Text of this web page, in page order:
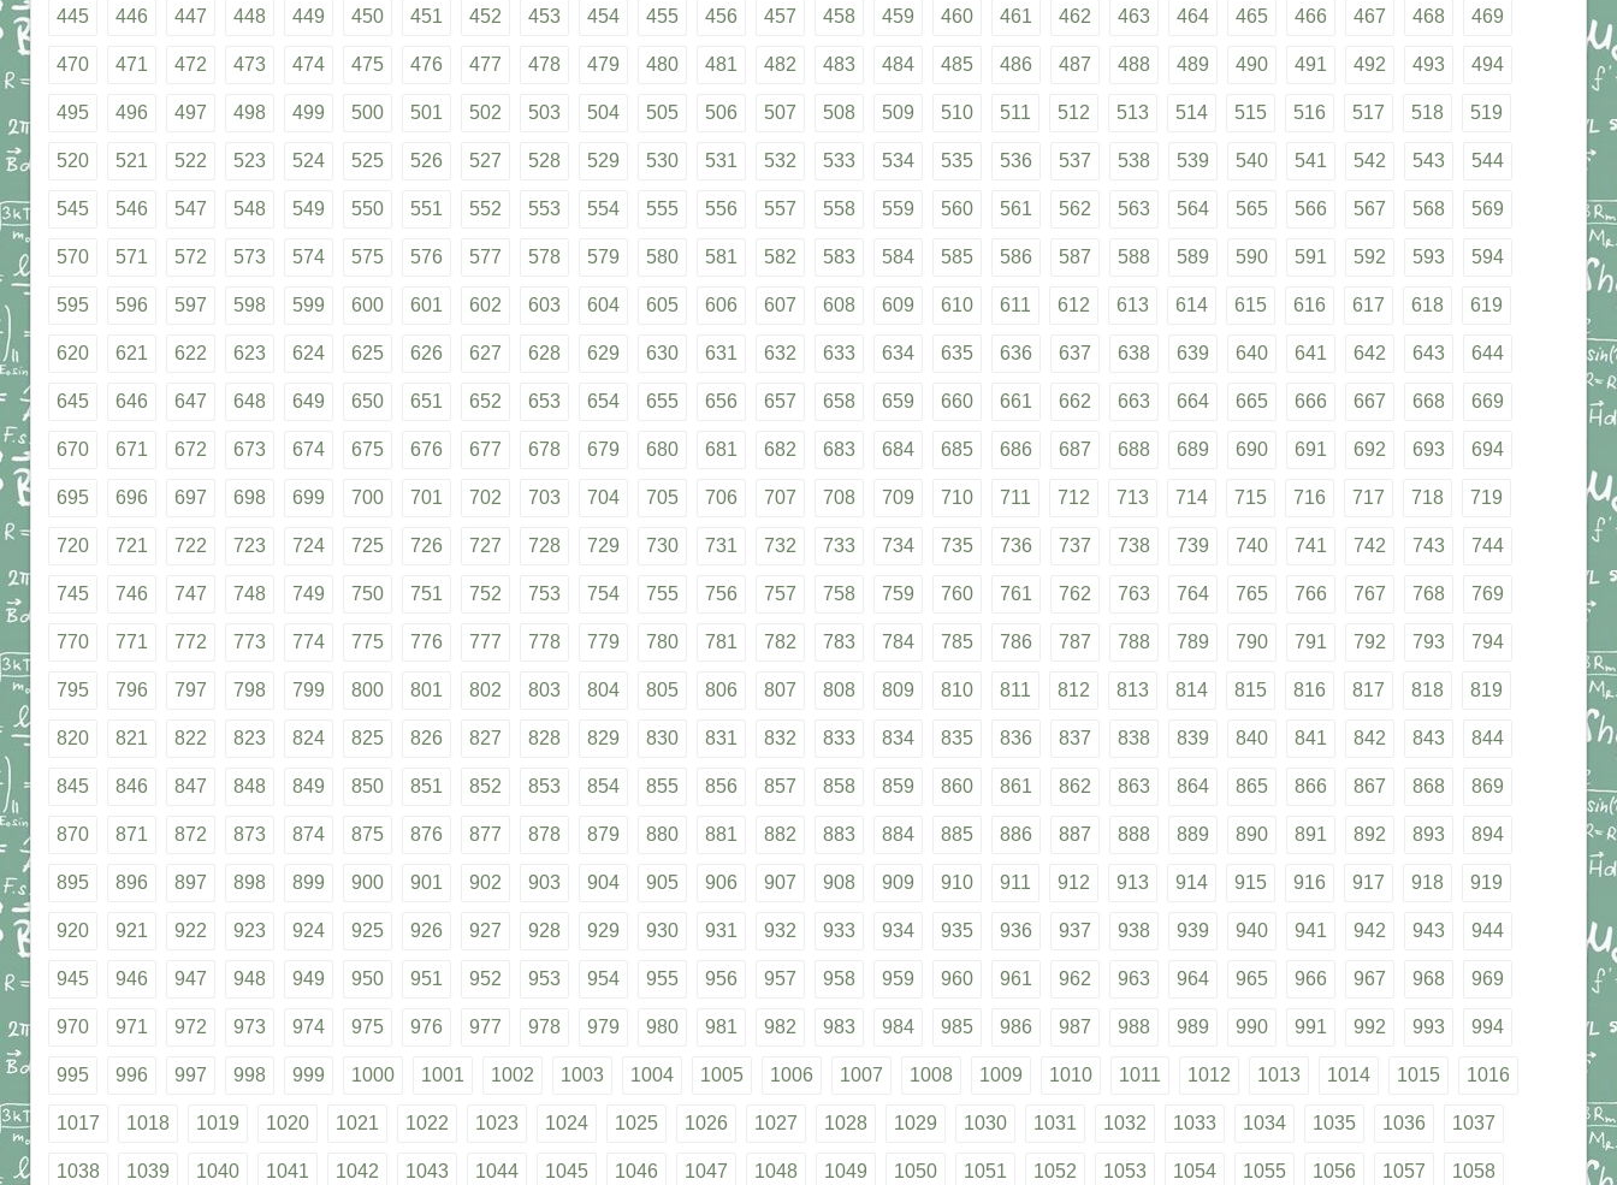
445 446 447 448 449 450 451 452 453 454 455 456 457 458 459 460 461 462 463 464 465 466 467 468 469
470 471 472 473 474 475 476 477 478 479 480 481 482 483 484 485 486 487 488 489 490 491 492 493 494
495 496 497 498 499 500 501 502 503 504 505 506 507 508 509 510 511 512 513 514 515 516 517 518 519
520 521 522 523 524 525 526 527 528 529 530 531 532 533 534 535 536 537 538 539 540 541 542 543 544
545 546 547 548 549 550 551 552 553 554 555 556 557 558 559 560 561 562 563 564 565 566 567 568 569
570 571 572 573 574 575 576 577 578 579 580 581 582 583 584 585 586 587 588 589 590 591 592 593 594
595 596 597 598 599 600 601 602 603 604 605 606 607 608 609 610 611 612 613 614 615 616 617 618 619
620 621 622 623 624 625 626 627 628 629 630 631 632 633 634 635 636 637 638 639 640 641 642 643 644
645 646 647 648 649 650 651 652 653 654 655 656 657 658 659 660 661 662 663 664 665 666 667 668 669
670 671 672 673 674 675 676 677 678 679 680 681 682 683 684 685 686 687 688 689 690 691 692 693 694
695 696 697 698 699 700 701 702 703 704 705 706 707 708 709 710 711 712 713 714 715 716 717 718 719
720 721 722 723 724 725 726 727 728 729 730 731 732 733 734 735 736 737 738 739 740 741 742 743 744
745 746 747 748 749 750 751 752 753 754 755 756 757 758 759 760 761 762 763 764 765 766 767 768 769
770 771 772 773 774 775 776 777 778 779 780 781 782 783 784 785 786 787 788 789 790 791 792 793 794
795 796 797 798 799 800 801 802 803 804 805 806 807 808 809 810 811 812 813 814 815 816 817 818 819
820 821 822 823 824 825 826 827 828 829 830 831 832 833 834 835 836 837 838 839 840 841 842 843 844
845 846 847 848 849 850 851 852 853 854 855 856 857 858 859 860 861 862 863 864 865 866 867 868 869
870 871 872 873 874 875 876 877 878 879 880 881 882 883 884 885 886 887 888 889 890 891 892 893 894
895 896 897 898 899 900 901 902 903 904 905 906 907 908 909 910 911 912 913 914 915 916 917 918 919
920 921 922 923 924 925 926 927 928 929 930 931 932 933 934 935 936 937 938 939 940 941 942 943 944
945 946 947 948 949 950 951 952 953 954 955 956 957 958 959 960 961 962 963 964 965 966 967 968 969
970 971 972 973 974 975 976 977 978 979 980 981 982 983 984 985 986 987 988 989 990 991 992 993 994
995 996 997 998 999 1000 1001 1002 1003 1004 1005 1006 1007 1008 1009 1010 1011 1012 1013 1014 1015 1016
1017 1018 1019 1020 1021 1022 1023 1024 1025 1026 1027 1028 1029 1030 1031 1032 1033 1034 1035 1036 1037
1038 1039 1040 1041 1042 1043 1044 1045 1046 1047 1048 1049 1050 1051 1052 1053 1054 1055 1056 1057 1058